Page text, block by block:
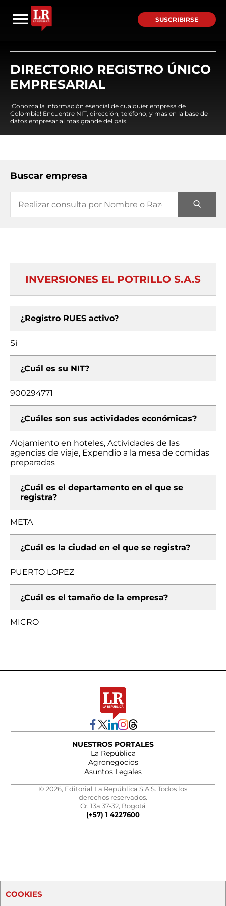
SUSCRIBIRSE
DIRECTORIO REGISTRO ÚNICO
EMPRESARIAL
¡Conozca la información esencial de cualquier empresa de
Colombia! Encuentre NIT, dirección, teléfono, y mas en la base de
datos empresarial mas grande del país.
Buscar empresa
INVERSIONES EL POTRILLO S.A.S
¿Registro RUES activo?
Si
¿Cuál es su NIT?
900294771
¿Cuáles son sus actividades económicas?
Alojamiento en hoteles, Actividades de las
agencias de viaje, Expendio a la mesa de comidas
preparadas
¿Cuál es el departamento en el que se
registra?
META
¿Cuál es la ciudad en el que se registra?
PUERTO LOPEZ
¿Cuál es el tamaño de la empresa?
MICRO
NUESTROS PORTALES
La República
Agronegocios
Asuntos Legales
© 2026, Editorial La República S.A.S. Todos los
derechos reservados.
Cr. 13a 37-32, Bogotá
(+57) 1 4227600
COOKIES